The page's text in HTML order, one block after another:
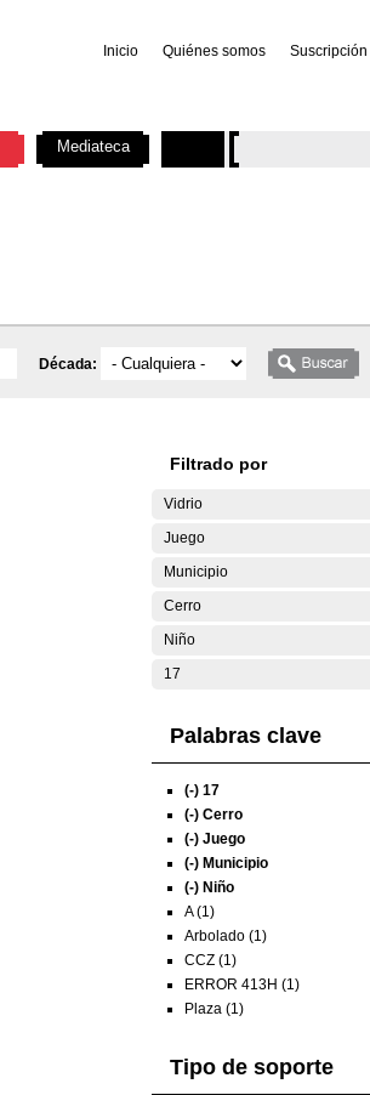
Inicio Quiénes somos Suscripción
Década:
Filtrado por
Vidrio
Juego
Municipio
Cerro
Niño
17
Palabras clave
(-) 17
(-) Cerro
(-) Juego
(-) Municipio
(-) Niño
A (1)
Arbolado (1)
CCZ (1)
ERROR 413H (1)
Plaza (1)
Tipo de soporte
Mediateca